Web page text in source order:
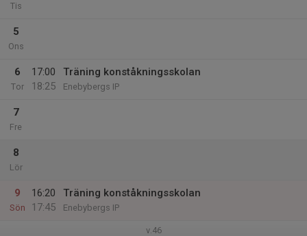
Tis
5
Ons
6
Tor
17:00
18:25
Träning konståkningsskolan
Enebybergs IP
7
Fre
8
Lör
9
Sön
16:20
17:45
Träning konståkningsskolan
Enebybergs IP
v.46